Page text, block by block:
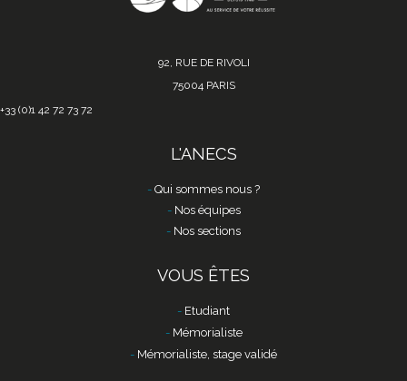
92, RUE DE RIVOLI
75004 PARIS
+33 (0)1 42 72 73 72
L'ANECS
Qui sommes nous ?
Nos équipes
Nos sections
VOUS ÊTES
Etudiant
Mémorialiste
Mémorialiste, stage validé